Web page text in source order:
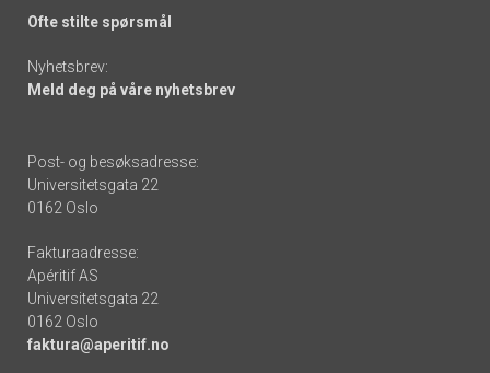
Ofte stilte spørsmål
Nyhetsbrev:
Meld deg på våre nyhetsbrev
Post- og besøksadresse:
Universitetsgata 22
0162 Oslo
Fakturaadresse:
Apéritif AS
Universitetsgata 22
0162 Oslo
faktura@aperitif.no